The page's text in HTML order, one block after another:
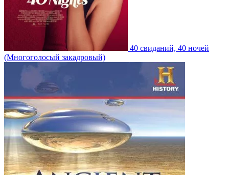
40 свиданий, 40 ночей
(Многоголосый закадровый)